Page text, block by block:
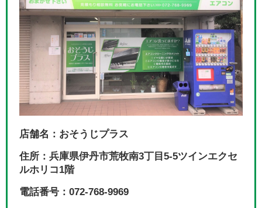
店舗名：おそうじプラス
住所：兵庫県伊丹市荒牧南3丁目5-5ツインエクセ
ルホリコ1階
電話番号：072-768-9969